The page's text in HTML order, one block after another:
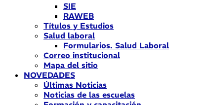
SIE
RAWEB
Títulos y Estudios
Salud laboral
Formularios. Salud Laboral
Correo institucional
Mapa del sitio
NOVEDADES
Últimas Noticias
Noticias de las escuelas